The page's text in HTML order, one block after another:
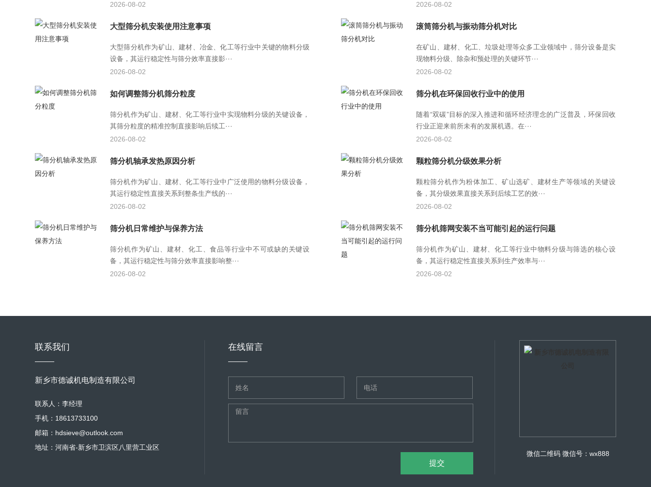
2026-08-02
2026-08-02
大型筛分机安装使用注意事项
大型筛分机作为矿山、建材、冶金、化工等行业中关键的物料分级
设备，其运行稳定性与筛分效率直接影···
2026-08-02
滚筒筛分机与振动筛分机对比
在矿山、建材、化工、垃圾处理等众多工业领域中，筛分设备是实
现物料分级、除杂和预处理的关键环节···
2026-08-02
如何调整筛分机筛分粒度
筛分机作为矿山、建材、化工等行业中实现物料分级的关键设备，
其筛分粒度的精准控制直接影响后续工···
2026-08-02
筛分机在环保回收行业中的使用
随着“双碳”目标的深入推进和循环经济理念的广泛普及，环保回收
行业正迎来前所未有的发展机遇。在···
2026-08-02
筛分机轴承发热原因分析
筛分机作为矿山、建材、化工等行业中广泛使用的物料分级设备，
其运行稳定性直接关系到整条生产线的···
2026-08-02
颗粒筛分机分级效果分析
颗粒筛分机作为粉体加工、矿山选矿、建材生产等领域的关键设
备，其分级效果直接关系到后续工艺的效···
2026-08-02
筛分机日常维护与保养方法
筛分机作为矿山、建材、化工、食品等行业中不可或缺的关键设
备，其运行稳定性与筛分效率直接影响整···
2026-08-02
筛分机筛网安装不当可能引起的运行问题
筛分机作为矿山、建材、化工等行业中物料分级与筛选的核心设
备，其运行稳定性直接关系到生产效率与···
2026-08-02
联系我们
新乡市德诚机电制造有限公司
联系人：李经理
手机：18613733100
邮箱：hdsieve@outlook.com
地址：河南省-新乡市卫滨区八里营工业区
在线留言
微信二维码 微信号：wx888